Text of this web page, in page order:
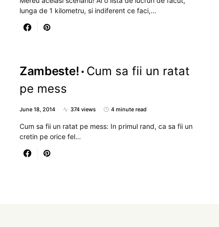
lunga de 1 kilometru, si indiferent ce faci,…
Zambeste! Cum sa fii un ratat
pe mess
June 18, 2014 374 views 4 minute read
Cum sa fii un ratat pe mess: In primul rand, ca sa fii un
cretin pe orice fel…